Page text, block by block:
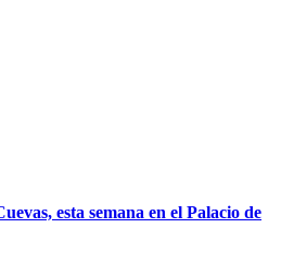
esta semana en el Palacio de